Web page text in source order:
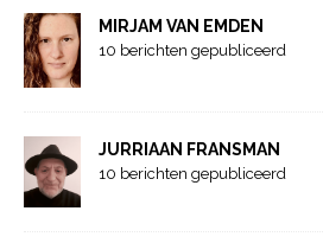
MIRJAM VAN EMDEN
10 berichten gepubliceerd
JURRIAAN FRANSMAN
10 berichten gepubliceerd